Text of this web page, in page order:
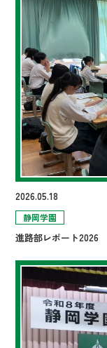
2026.05.18
静岡学園
進路部レポート2026